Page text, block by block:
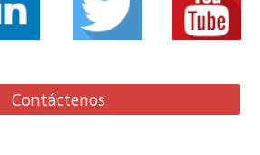
Contáctenos